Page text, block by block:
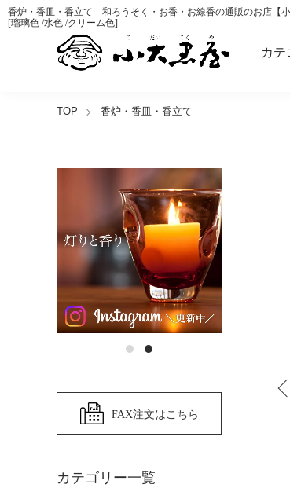
香炉・香皿・香立て 和ろうそく・お香・お線香の通販のお店【
[瑠璃色 /水色 /クリーム色]
カテ
TOP 香炉・香皿・香立て
FAX注文はこちら
カテゴリー一覧